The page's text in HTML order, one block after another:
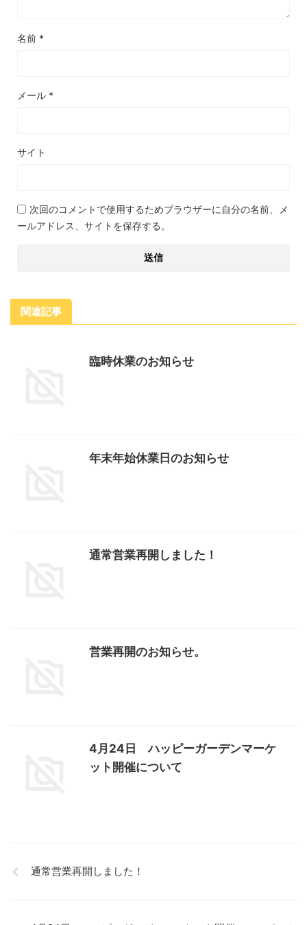
名前 *
メール *
サイト
次回のコメントで使用するためブラウザーに自分の名前、メ
ールアドレス、サイトを保存する。
関連記事
臨時休業のお知らせ
年末年始休業日のお知らせ
通常営業再開しました！
営業再開のお知らせ。
4月24日 ハッピーガーデンマーケ
ット開催について
通常営業再開しました！